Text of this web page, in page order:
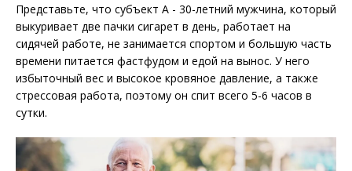
Представьте, что субъект А - 30-летний мужчина, который
выкуривает две пачки сигарет в день, работает на
сидячей работе, не занимается спортом и большую часть
времени питается фастфудом и едой на вынос. У него
избыточный вес и высокое кровяное давление, а также
стрессовая работа, поэтому он спит всего 5-6 часов в
сутки.